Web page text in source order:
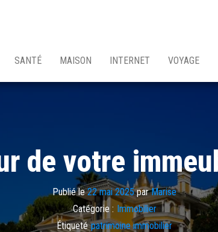
SANTÉ MAISON INTERNET VOYAGE
de votre
Publié le22 mai 2025parMarise
Catégorie : Immobilier
Étiqueté patrimoine immobilier